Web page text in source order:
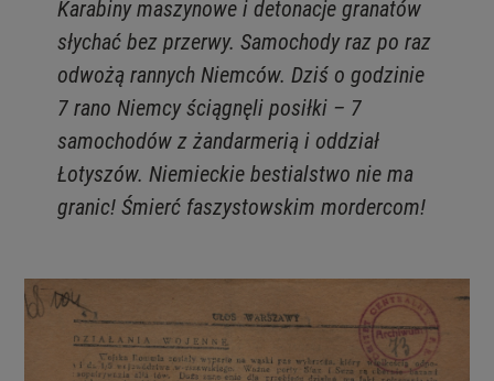
Karabiny maszynowe i detonacje granatów
słychać bez przerwy. Samochody raz po raz
odwożą rannych Niemców. Dziś o godzinie
7 rano Niemcy ściągnęli posiłki – 7
samochodów z żandarmerią i oddział
Łotyszów. Niemieckie bestialstwo nie ma
granic! Śmierć faszystowskim mordercom!